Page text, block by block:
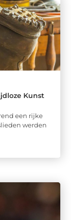
Kunst
een rijke
werden